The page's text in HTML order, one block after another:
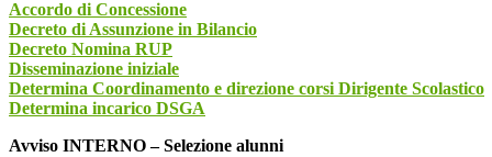
Accordo di Concessione
Decreto di Assunzione in Bilancio
Decreto Nomina RUP
Disseminazione iniziale
Determina Coordinamento e direzione corsi Dirigente Scolastico
Determina incarico DSGA
Avviso INTERNO – Selezione alunni